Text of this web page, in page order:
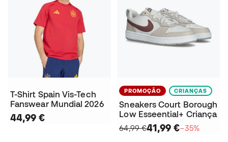
T-Shirt Spain Vis-Tech
Fanswear Mundial 2026
44,99 €
PROMOÇÃO CRIANÇAS
Sneakers Court Borough
Low Esseential+ Criança
64,99 €41,99 €−35%